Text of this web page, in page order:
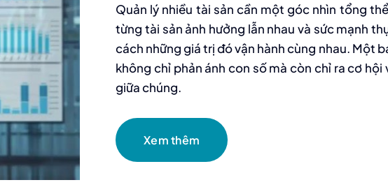
Quản lý nhiều tài sản cần một góc nhìn tổng
từng tài sản ảnh hưởng lẫn nhau và sức mạnh
cách những giá trị đó vận hành cùng nhau. Một
không chỉ phản ánh con số mà còn chỉ ra cơ
giữa chúng.
Xem thêm